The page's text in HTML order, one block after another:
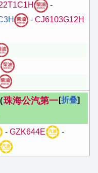
-
- CJ6103G12H
折叠
珠海公汽第一
- GZK644E
-